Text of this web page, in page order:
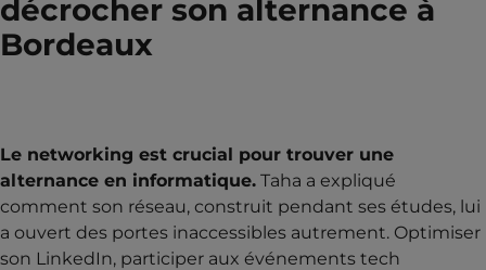
décrocher son alternance à
Bordeaux
Le networking est crucial pour trouver une
alternance en informatique. Taha a expliqué
comment son réseau, construit pendant ses études, lui
a ouvert des portes inaccessibles autrement. Optimiser
son LinkedIn, participer aux événements tech